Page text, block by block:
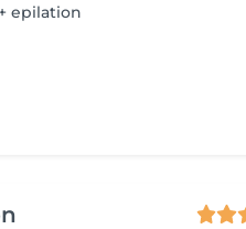
epilation